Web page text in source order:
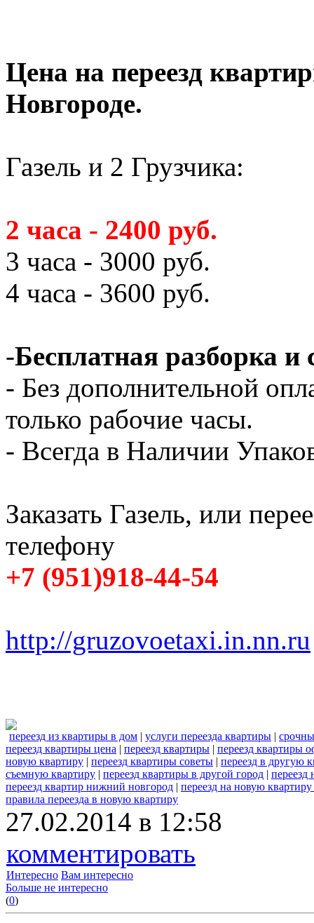
Цена на переезд
Новгороде.
Газель и 2 Грузчика:
2 часа - 2400 руб.
3 часа - 3000 руб.
4 часа - 3600 руб.
-Бесплатная разборка и
- Без дополнительной
только рабочие часы.
- Всегда в Наличии
Заказать Газель, или
телефону
+7 (951)918-44-54
http://gruzovoetaxi.in.nn.ru
переезд из квартиры в дом | услуги переезда квартиры |
переезд квартиры цена | переезд квартиры | переезд квартиры
новую квартиру | переезд квартиры советы | переезд в другую
съемную квартиру | переезд квартиры в другой город | переезд
переезд квартир нижний новгород | переезд на новую
правила переезда в новую квартиру
27.02.2014 в 12:58
комментировать
Интересно Вам интересно
Больше не интересно
(0)